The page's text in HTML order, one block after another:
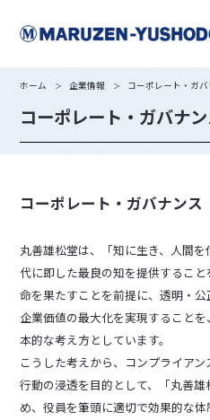
ホーム ＞ 企業情報 ＞ コーポレート・ガバ
コーポレート・ガバナ
コーポレート・ガバナンス
丸善雄松堂は、「知に生き、人間
代に即した最良の知を提供するこ
命を果たすことを前提に、透明・公
企業価値の最大化を実現すること
本的な考え方としています。
こうした考えから、コンプライア
行動の浸透を目的として、「丸善
め、役員を筆頭に適切で効果的な